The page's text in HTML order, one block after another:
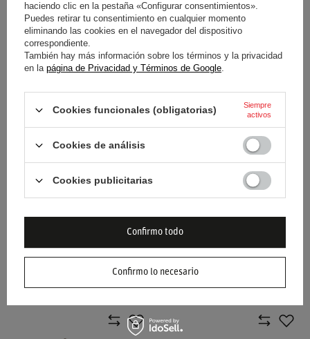
PEGATINA PARA VISERA
BELL BLANCA
PEGATINA PARA VISERA
BELL NEGRA
KIT DE ANCLAJES SE06/SE07
PARA CASCO BELL -NEGRO
KIT DE ANCLAJES SE06/SE07
PARA CASCO BELL -ROJO
haciendo clic en la pestaña «Configurar consentimientos».
Puedes retirar tu consentimiento en cualquier momento
eliminando las cookies en el navegador del dispositivo
correspondiente.
También hay más información sobre los términos y la privacidad
en la página de Privacidad y Términos de Google.
Cookies funcionales (obligatorias)
Siempre
activos
Cookies de análisis
Cookies publicitarias
Confirmo lo necesario
Confirmo todo